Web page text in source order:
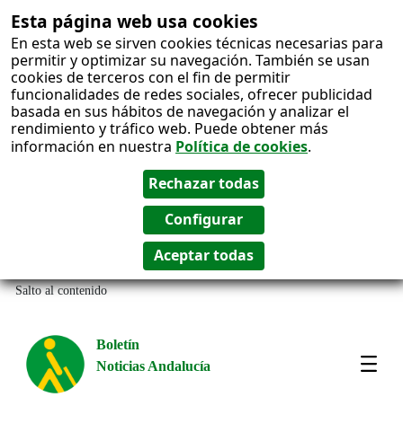
Esta página web usa cookies
En esta web se sirven cookies técnicas necesarias para
permitir y optimizar su navegación. También se usan
cookies de terceros con el fin de permitir
funcionalidades de redes sociales, ofrecer publicidad
basada en sus hábitos de navegación y analizar el
rendimiento y tráfico web. Puede obtener más
información en nuestra Política de cookies.
Salto al contenido
Boletín
Noticias Andalucía